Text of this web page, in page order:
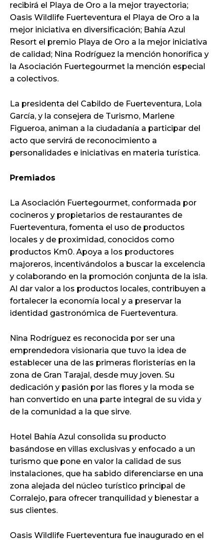
recibirá el Playa de Oro a la mejor trayectoria;
Oasis Wildlife Fuerteventura el Playa de Oro a la
mejor iniciativa en diversificación; Bahía Azul
Resort el premio Playa de Oro a la mejor iniciativa
de calidad; Nina Rodríguez la mención honorífica y
la Asociación Fuertegourmet la mención especial
a colectivos.
La presidenta del Cabildo de Fuerteventura, Lola
García, y la consejera de Turismo, Marlene
Figueroa, animan a la ciudadanía a participar del
acto que servirá de reconocimiento a
personalidades e iniciativas en materia turística.
Premiados
La Asociación Fuertegourmet, conformada por
cocineros y propietarios de restaurantes de
Fuerteventura, fomenta el uso de productos
locales y de proximidad, conocidos como
productos Km0. Apoya a los productores
majoreros, incentivándolos a buscar la excelencia
y colaborando en la promoción conjunta de la isla.
Al dar valor a los productos locales, contribuyen a
fortalecer la economía local y a preservar la
identidad gastronómica de Fuerteventura.
Nina Rodríguez es reconocida por ser una
emprendedora visionaria que tuvo la idea de
establecer una de las primeras floristerías en la
zona de Gran Tarajal, desde muy joven. Su
dedicación y pasión por las flores y la moda se
han convertido en una parte integral de su vida y
de la comunidad a la que sirve.
Hotel Bahía Azul consolida su producto
basándose en villas exclusivas y enfocado a un
turismo que pone en valor la calidad de sus
instalaciones, que ha sabido diferenciarse en una
zona alejada del núcleo turístico principal de
Corralejo, para ofrecer tranquilidad y bienestar a
sus clientes.
Oasis Wildlife Fuerteventura fue inaugurado en el